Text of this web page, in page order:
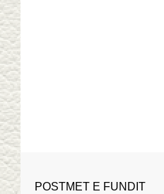
POSTMET E FUNDIT